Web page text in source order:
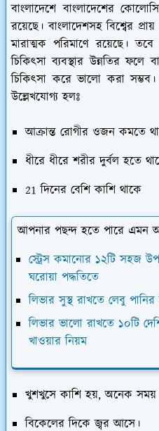
বাংলাদেশে বাংলাদেশের
রয়েছে। বাংলাদেশসহ বিশ্বের
মারাত্মক পরিমাণে রয়েছে।
চিকিৎসা ব্যবস্থার উন্নতির
চিকিৎসা করে ভালো করা
উল্লেখযোগ্য হলঃ
আক্রান্ত রোগীর ওজন কমতে
ধীরে ধীরে শরীর দুর্বল হতে
21 দিনের বেশি কাশি থাকে
আপনার পছন্দ হতে পারে এমন
স্ট্রেস কমানোর ১২টি সহজ
ঘরোয়া পদ্ধতিতে
লিভার সুস্থ রাখতে লেবু
লিভার ভালো রাখতে ১০টি
খাওয়ার নিয়ম
খুশখুসে কাশি হয়, অনেক সময়
বিকেলের দিকে জ্বর আসে।